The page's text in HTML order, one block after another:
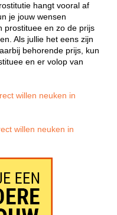
hangt vooral af
je jouw wensen
prostituee en zo de prijs
Als jullie het eens zijn
behorende prijs, kun
en er volop van
willen neuken in
willen neuken in